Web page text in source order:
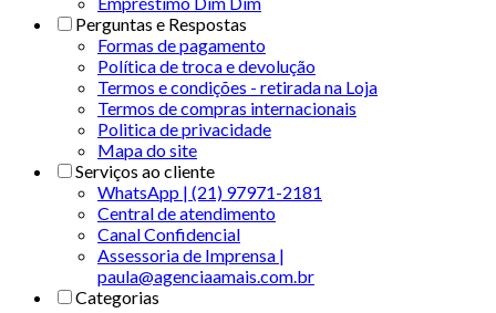
Perguntas e Respostas
Formas de pagamento
Política de troca e devolução
Termos e condições - retirada na Loja
Termos de compras internacionais
Politica de privacidade
Mapa do site
Serviços ao cliente
WhatsApp | (21) 97971-2181
Central de atendimento
Canal Confidencial
Assessoria de Imprensa |
paula@agenciaamais.com.br
Categorias